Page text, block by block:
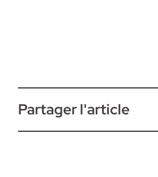
Partager l'article